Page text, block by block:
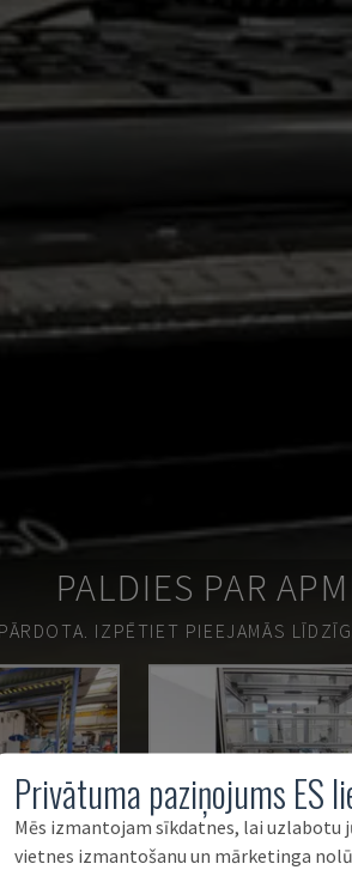
PALDIES PAR
IZPĒTIET PIEEJAMĀS
Privātuma paziņojums ES
Mēs izmantojam sīkdatnes, lai uzlabotu
vietnes izmantošanu un mārketinga